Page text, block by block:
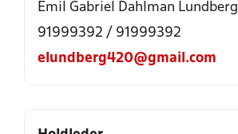
Emil Gabriel Dahlman Lundberg
91999392 / 91999392
elundberg420@gmail.com